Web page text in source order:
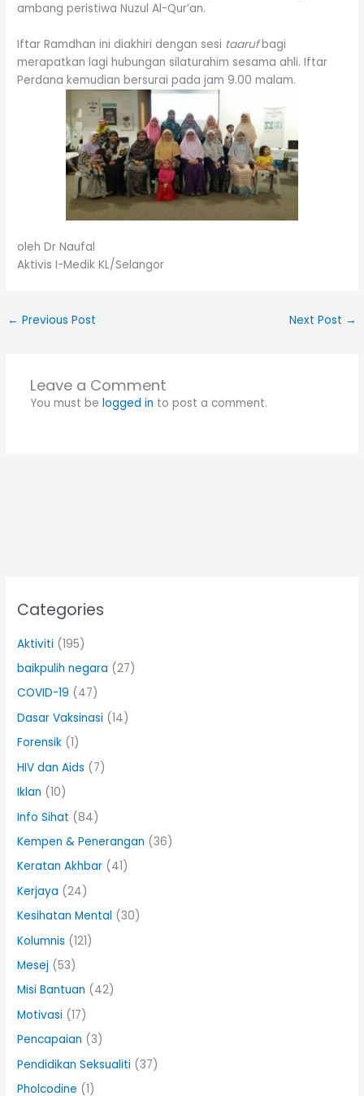
ambang peristiwa Nuzul Al-Qur’an.
Iftar Ramdhan ini diakhiri dengan sesi taarufbagi
merapatkan lagi hubungan silaturahim sesama ahli. Iftar
Perdana kemudian bersurai pada jam 9.00 malam.
oleh Dr Naufal
Aktivis I-Medik KL/Selangor
← Previous Post Next Post →
Leave a Comment
You must be logged in to post a comment.
Categories
Aktiviti (195)
baikpulih negara (27)
COVID-19 (47)
Dasar Vaksinasi (14)
Forensik (1)
HIV dan Aids (7)
Iklan (10)
Info Sihat (84)
Kempen & Penerangan (36)
Keratan Akhbar (41)
Kerjaya (24)
Kesihatan Mental (30)
Kolumnis (121)
Mesej (53)
Misi Bantuan (42)
Motivasi (17)
Pencapaian (3)
Pendidikan Seksualiti (37)
Pholcodine (1)